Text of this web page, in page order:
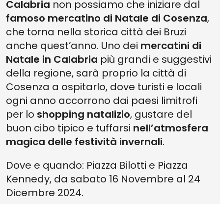
Calabria non possiamo che iniziare dal
famoso mercatino di Natale di Cosenza,
che torna nella storica città dei Bruzi
anche quest’anno. Uno dei mercatini di
Natale in Calabria più grandi e suggestivi
della regione, sarà proprio la città di
Cosenza a ospitarlo, dove turisti e locali
ogni anno accorrono dai paesi limitrofi
per lo shopping natalizio, gustare del
buon cibo tipico e tuffarsi nell’atmosfera
magica delle festività invernali.
Dove e quando: Piazza Bilotti e Piazza
Kennedy, da sabato 16 Novembre al 24
Dicembre 2024.